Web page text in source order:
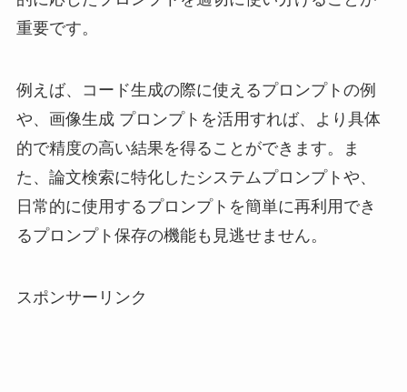
重要です。
例えば、コード生成の際に使えるプロンプトの例
や、画像生成 プロンプトを活用すれば、より具体
的で精度の高い結果を得ることができます。ま
た、論文検索に特化したシステムプロンプトや、
日常的に使用するプロンプトを簡単に再利用でき
るプロンプト保存の機能も見逃せません。
スポンサーリンク